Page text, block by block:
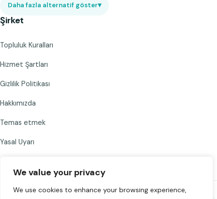
We value your privacy
We use cookies to enhance your browsing experience,
Daha fazla alternatif göster▾
Şirket
Topluluk Kuralları
Hizmet Şartları
Gizlilik Politikası
Hakkımızda
Temas etmek
Yasal Uyarı